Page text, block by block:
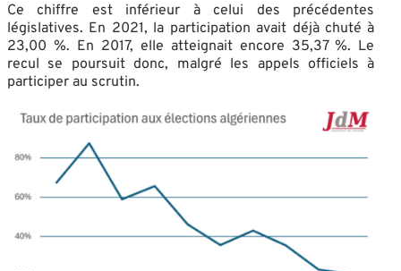
Ce chiffre est inférieur à celui des précédentes
législatives. En 2021, la participation avait déjà chuté à
23,00 %. En 2017, elle atteignait encore 35,37 %. Le
recul se poursuit donc, malgré les appels officiels à
participer au scrutin.